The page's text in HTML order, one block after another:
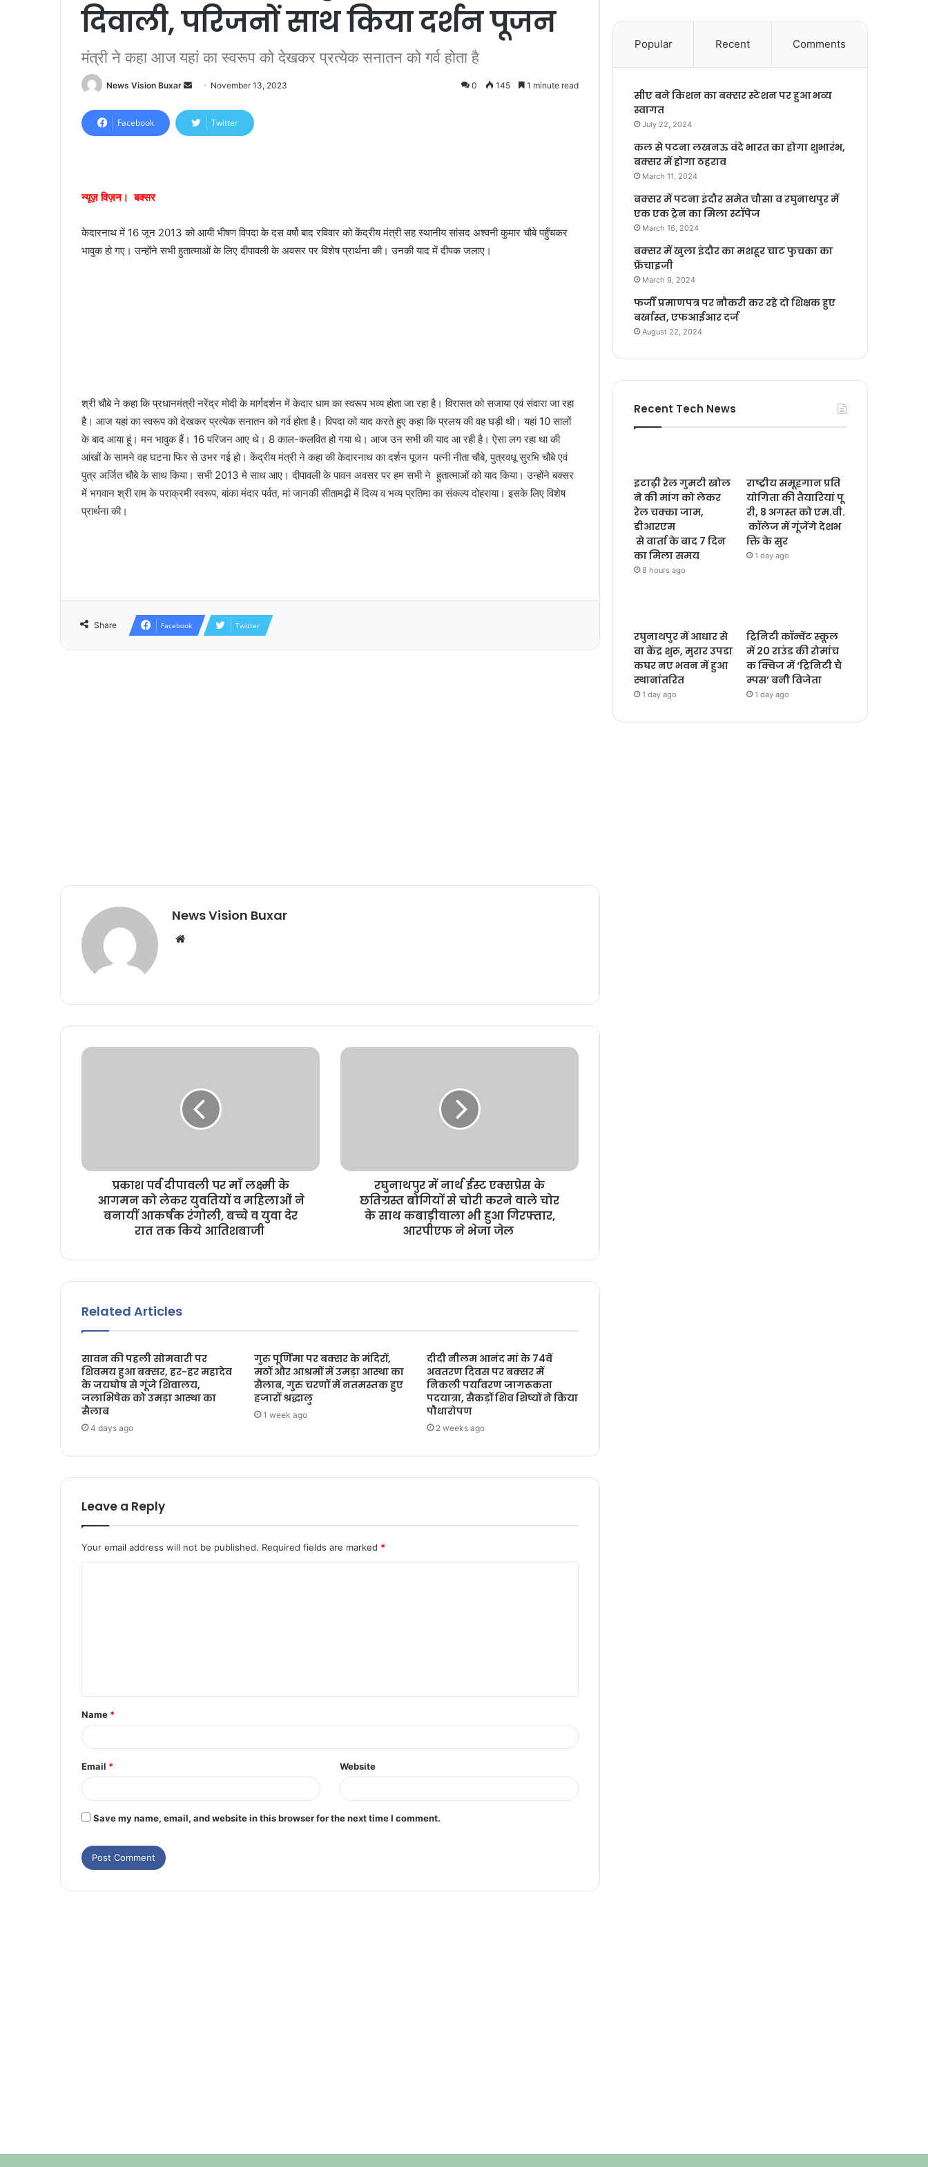
दिवाली, परिजनों साथ किया दर्शन पूजन
मंत्री ने कहा आज यहां का स्वरूप को देखकर प्रत्येक सनातन को गर्व होता है
News Vision Buxar
n
d
i
l
November 13, 2023 0 145 1 minute read
Facebook Twitter
न्यूज़ विज़न। बक्सर
केदारनाथ में 16 जून 2013 को आयी भीषण विपदा के दस वर्षो बाद रविवार को केंद्रीय मंत्री सह स्थानीय सांसद अश्वनी कुमार चौबे पहुँचकर
भावुक हो गए। उन्होंने सभी हुतात्माओं के लिए दीपावली के अवसर पर विशेष प्रार्थना की। उनकी याद में दीपक जलाए।
श्री चौबे ने कहा कि प्रधानमंत्री नरेंद्र मोदी के मार्गदर्शन में केदार धाम का स्वरूप भव्य होता जा रहा है। विरासत को सजाया एवं संवारा जा रहा
है। आज यहां का स्वरूप को देखकर प्रत्येक सनातन को गर्व होता है। विपदा को याद करते हुए कहा कि प्रलय की वह घड़ी थी। यहां 10 सालों
के बाद आया हूं। मन भावुक हैं। 16 परिजन आए थे। 8 काल-कलवित हो गया थे। आज उन सभी की याद आ रही है। ऐसा लग रहा था की
आंखों के सामने वह घटना फिर से उभर गई हो। केंद्रीय मंत्री ने कहा की केदारनाथ का दर्शन पूजन पत्नी नीता चौबे, पुत्रवधू सुरभि चौबे एवं
पुत्र अर्जित चौबे के साथ किया। सभी 2013 मे साथ आए। दीपावली के पावन अवसर पर हम सभी ने हुतात्माओं को याद किया। उन्होंने बक्सर
में भगवान श्री राम के पराक्रमी स्वरूप, बांका मंदार पर्वत, मां जानकी सीतामढ़ी में दिव्य व भव्य प्रतिमा का संकल्प दोहराया। इसके लिए विशेष
प्रार्थना की।
Share Facebook Twitter
News Vision Buxar
i
प्रकाश पर्व दीपावली पर माँ लक्ष्मी के
आगमन को लेकर युवतियों व महिलाओं ने
बनायीं आकर्षक रंगोली, बच्चे व युवा देर
रात तक किये आतिशबाजी
रघुनाथपुर में नार्थ ईस्ट एक्सप्रेस के
छतिग्रस्त बोगियों से चोरी करने वाले चोर
के साथ कबाड़ीवाला भी हुआ गिरफ्तार,
आरपीएफ ने भेजा जेल
Related Articles
सावन की पहली सोमवारी पर
शिवमय हुआ बक्सर, हर-हर महादेव
के जयघोष से गूंजे शिवालय,
जलाभिषेक को उमड़ा आस्था का
सैलाब
4 days ago
गुरु पूर्णिमा पर बक्सर के मंदिरों,
मठों और आश्रमों में उमड़ा आस्था का
सैलाब, गुरु चरणों में नतमस्तक हुए
हजारों श्रद्धालु
1 week ago
दीदी नीलम आनंद मां के 74वें
अवतरण दिवस पर बक्सर में
निकली पर्यावरण जागरूकता
पदयात्रा, सैकड़ों शिव शिष्यों ने किया
पौधारोपण
2 weeks ago
Leave a Reply
Your email address will not be published. Required fields are marked *
Name *
Email * Website
Save my name, email, and website in this browser for the next time I comment.
Popular Recent Comments
सीए बने किशन का बक्सर स्टेशन पर हुआ भव्य
स्वागत
July 22, 2024
कल से पटना लखनऊ वंदे भारत का होगा शुभारंभ,
बक्सर में होगा ठहराव
March 11, 2024
बक्सर में पटना इंदौर समेत चौसा व रघुनाथपुर में
एक एक ट्रेन का मिला स्टॉपेज
March 16, 2024
बक्सर में खुला इंदौर का मशहूर चाट फुचका का
फ्रेंचाइजी
March 9, 2024
फर्जी प्रमाणपत्र पर नौकरी कर रहे दो शिक्षक हुए
बर्खास्त, एफआईआर दर्ज
August 22, 2024
Recent Tech News
इटाढ़ी रेल गुमटी खोल
ने की मांग को लेकर
रेल चक्का जाम,
डीआरएम
से वार्ता के बाद 7 दिन
का मिला समय
8 hours ago
राष्ट्रीय समूहगान प्रति
योगिता की तैयारियां पू
री, 8 अगस्त को एम.वी.
कॉलेज में गूंजेंगे देशभ
क्ति के सुर
1 day ago
रघुनाथपुर में आधार से
वा केंद्र शुरू, मुरार उपडा
कघर नए भवन में हुआ
स्थानांतरित
1 day ago
ट्रिनिटी कॉन्वेंट स्कूल
में 20 राउंड की रोमांच
क क्विज में ‘ट्रिनिटी चै
म्पस’ बनी विजेता
1 day ago